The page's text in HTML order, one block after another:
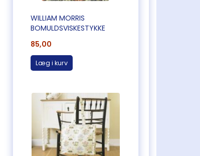
WILLIAM MORRIS
BOMULDSVISKESTYKKE
85,00
Læg i kurv